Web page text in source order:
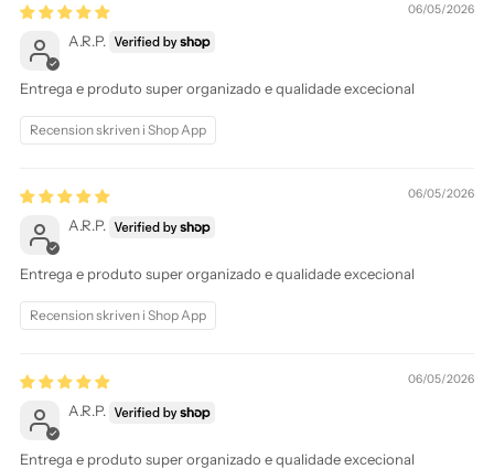
06/05/2026
A.R.P.
Entrega e produto super organizado e qualidade excecional
Recension skriven i Shop App
06/05/2026
A.R.P.
Entrega e produto super organizado e qualidade excecional
Recension skriven i Shop App
06/05/2026
A.R.P.
Entrega e produto super organizado e qualidade excecional